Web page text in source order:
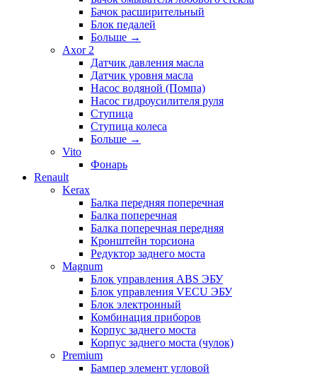
Бачок расширительный
Блок педалей
Больше →
Axor 2
Датчик давления масла
Датчик уровня масла
Насос водяной (Помпа)
Насос гидроусилителя руля
Ступица
Ступица колеса
Больше →
Vito
Фонарь
Renault
Kerax
Балка передняя поперечная
Балка поперечная
Балка поперечная передняя
Кронштейн торсиона
Редуктор заднего моста
Magnum
Блок управления ABS ЭБУ
Блок управления VECU ЭБУ
Блок электронный
Комбинация приборов
Корпус заднего моста
Корпус заднего моста (чулок)
Premium
Бампер элемент угловой